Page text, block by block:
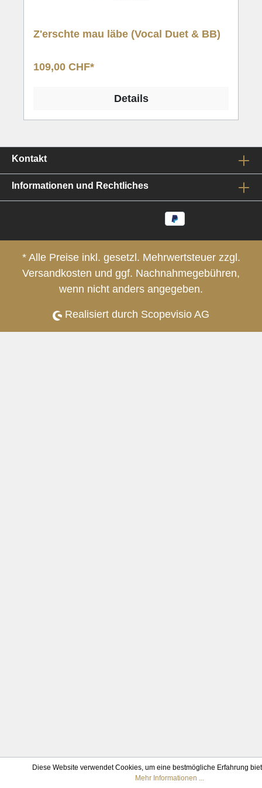
Z'erschte mau läbe (Vocal Duet & BB)
109,00 CHF*
Details
Kontakt
Informationen und Rechtliches
* Alle Preise inkl. gesetzl. Mehrwertsteuer zzgl.
Versandkosten und ggf. Nachnahmegebühren,
wenn nicht anders angegeben.
Realisiert durch Scopevisio AG
Diese Website verwendet Cookies, um eine bestmögliche Erfahrung
Mehr Informationen ...